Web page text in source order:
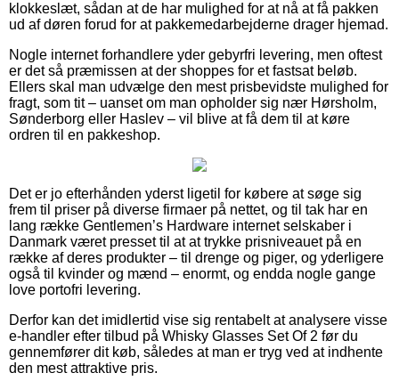
klokkeslæt, sådan at de har mulighed for at nå at få pakken
ud af døren forud for at pakkemedarbejderne drager hjemad.
Nogle internet forhandlere yder gebyrfri levering, men oftest
er det så præmissen at der shoppes for et fastsat beløb.
Ellers skal man udvælge den mest prisbevidste mulighed for
fragt, som tit – uanset om man opholder sig nær Hørsholm,
Sønderborg eller Haslev – vil blive at få dem til at køre
ordren til en pakkeshop.
Det er jo efterhånden yderst ligetil for købere at søge sig
frem til priser på diverse firmaer på nettet, og til tak har en
lang række Gentlemen’s Hardware internet selskaber i
Danmark været presset til at at trykke prisniveauet på en
række af deres produkter – til drenge og piger, og yderligere
også til kvinder og mænd – enormt, og endda nogle gange
love portofri levering.
Derfor kan det imidlertid vise sig rentabelt at analysere visse
e-handler efter tilbud på Whisky Glasses Set Of 2 før du
gennemfører dit køb, således at man er tryg ved at indhente
den mest attraktive pris.